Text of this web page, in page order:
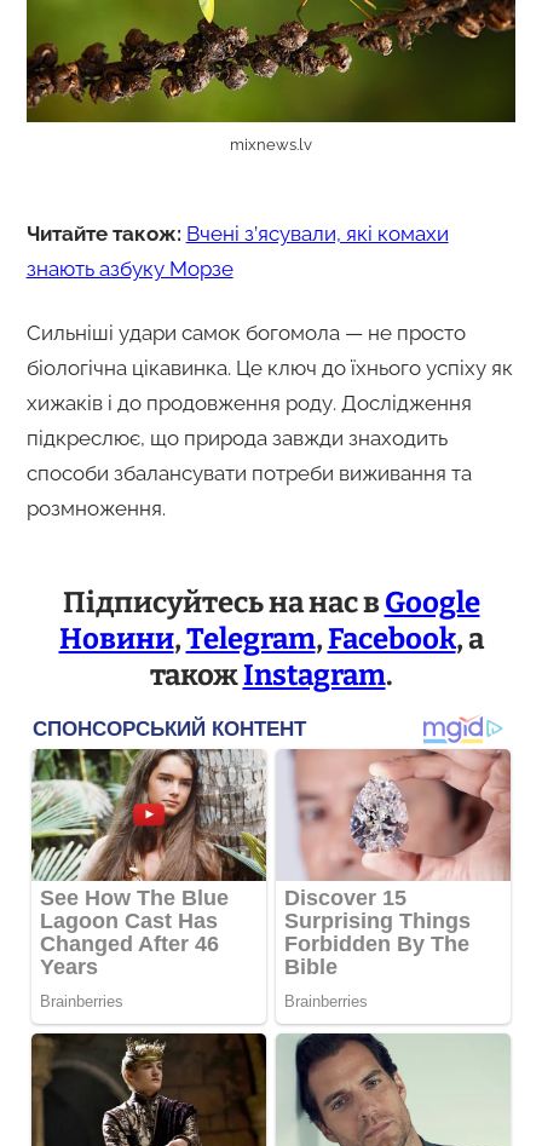
mixnews.lv
Читайте також: Вчені з’ясували, які комахи
знають азбуку Морзе
Сильніші удари самок богомола — не просто
біологічна цікавинка. Це ключ до їхнього успіху як
хижаків і до продовження роду. Дослідження
підкреслює, що природа завжди знаходить
способи збалансувати потреби виживання та
розмноження.
Підписуйтесь на нас вGoogle
Новини,Telegram,Facebook, а
такожInstagram.